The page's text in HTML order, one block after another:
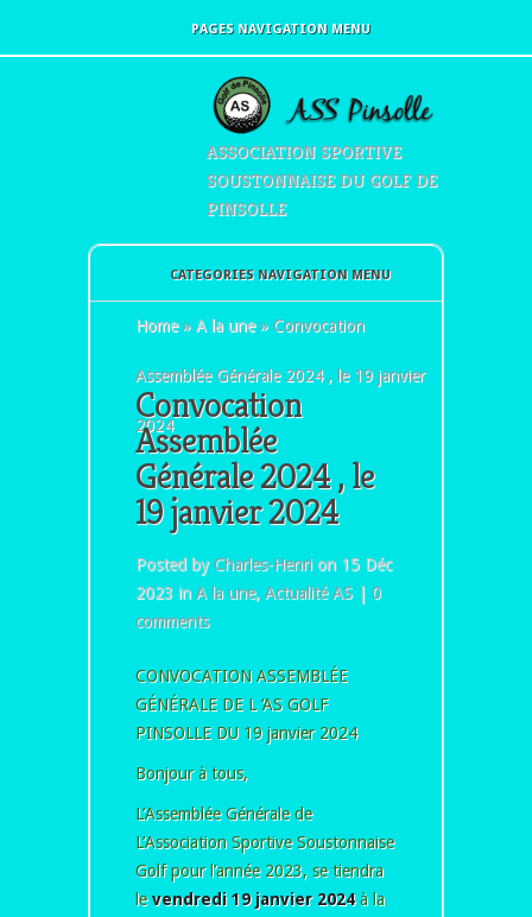
PAGES NAVIGATION MENU
ASSOCIATION SPORTIVE
SOUSTONNAISE DU GOLF DE
PINSOLLE
CATEGORIES NAVIGATION MENU
Home » A la une » Convocation
Assemblée Générale 2024 , le 19 janvier
2024
Convocation
Assemblée
Générale 2024 , le
19 janvier 2024
Posted byCharles-Henrion 15 Déc
2023 inA la une, Actualité AS| 0
comments
CONVOCATION ASSEMBLÉE
GÉNÉRALE DE L ‘AS GOLF
PINSOLLE DU 19 janvier 2024
Bonjour à tous,
L’Assemblée Générale de
L’Association Sportive Soustonnaise
Golf pour l’année 2023, se tiendra
levendredi 19 janvier 2024à la